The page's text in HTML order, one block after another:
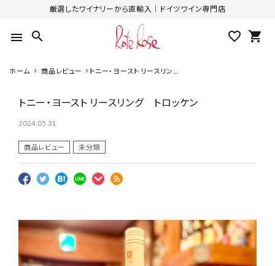
厳選したワイナリーから直輸入｜ドイツワイン専門店
menu search favorite_outline shopping_cart
ホーム 商品レビュー
トニー・ヨースト リースリン
トニー・ヨースト リースリング トロッケン
2024.05.31
商品レビュー 未分類